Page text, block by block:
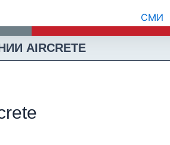
СМИ
AIRCRETE